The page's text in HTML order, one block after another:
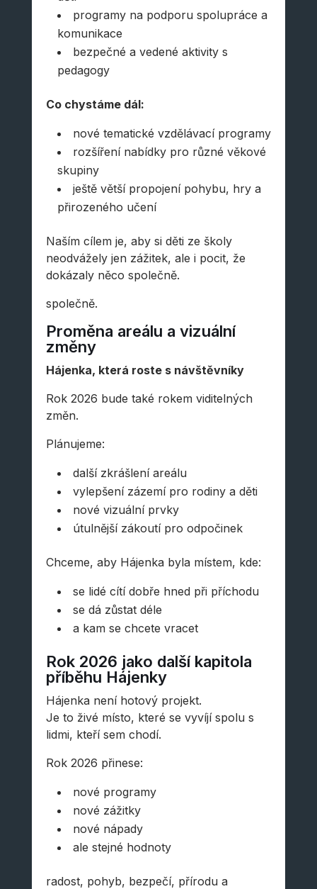
programy na podporu spolupráce a
komunikace
bezpečné a vedené aktivity s
pedagogy
Co chystáme dál:
nové tematické vzdělávací programy
rozšíření nabídky pro různé věkové
skupiny
ještě větší propojení pohybu, hry a
přirozeného učení
Naším cílem je, aby si děti ze školy
neodvážely jen zážitek, ale i pocit, že
dokázaly něco společně.
společně.
Proměna areálu a vizuální
změny
Hájenka, která roste s návštěvníky
Rok 2026 bude také rokem viditelných
změn.
Plánujeme:
další zkrášlení areálu
vylepšení zázemí pro rodiny a děti
nové vizuální prvky
útulnější zákoutí pro odpočinek
Chceme, aby Hájenka byla místem, kde:
se lidé cítí dobře hned při příchodu
se dá zůstat déle
a kam se chcete vracet
Rok 2026 jako další kapitola
příběhu Hájenky
Hájenka není hotový projekt.
Je to živé místo, které se vyvíjí spolu s
lidmi, kteří sem chodí.
Rok 2026 přinese:
nové programy
nové zážitky
nové nápady
ale stejné hodnoty
radost, pohyb, bezpečí, přírodu a